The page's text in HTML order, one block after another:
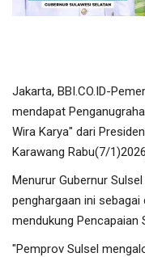
Berita Daerah
Jakarta, BBI.CO.ID-
mendapat
Wira Karya" dari
Karawang Rabu(7/
Menurur Gubernur
penghargaan ini
mendukung Pencapaian
"Pemprov Sulsel